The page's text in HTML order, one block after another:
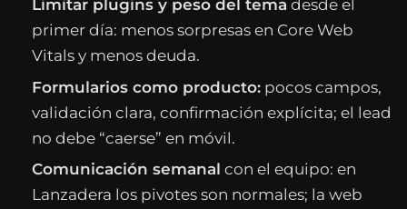
Limitar plugins y peso del tema desde el
primer día: menos sorpresas en Core Web
Vitals y menos deuda.
Formularios como producto: pocos campos,
validación clara, confirmación explícita; el lead
no debe “caerse” en móvil.
Comunicación semanal con el equipo: en
Lanzadera los pivotes son normales; la web